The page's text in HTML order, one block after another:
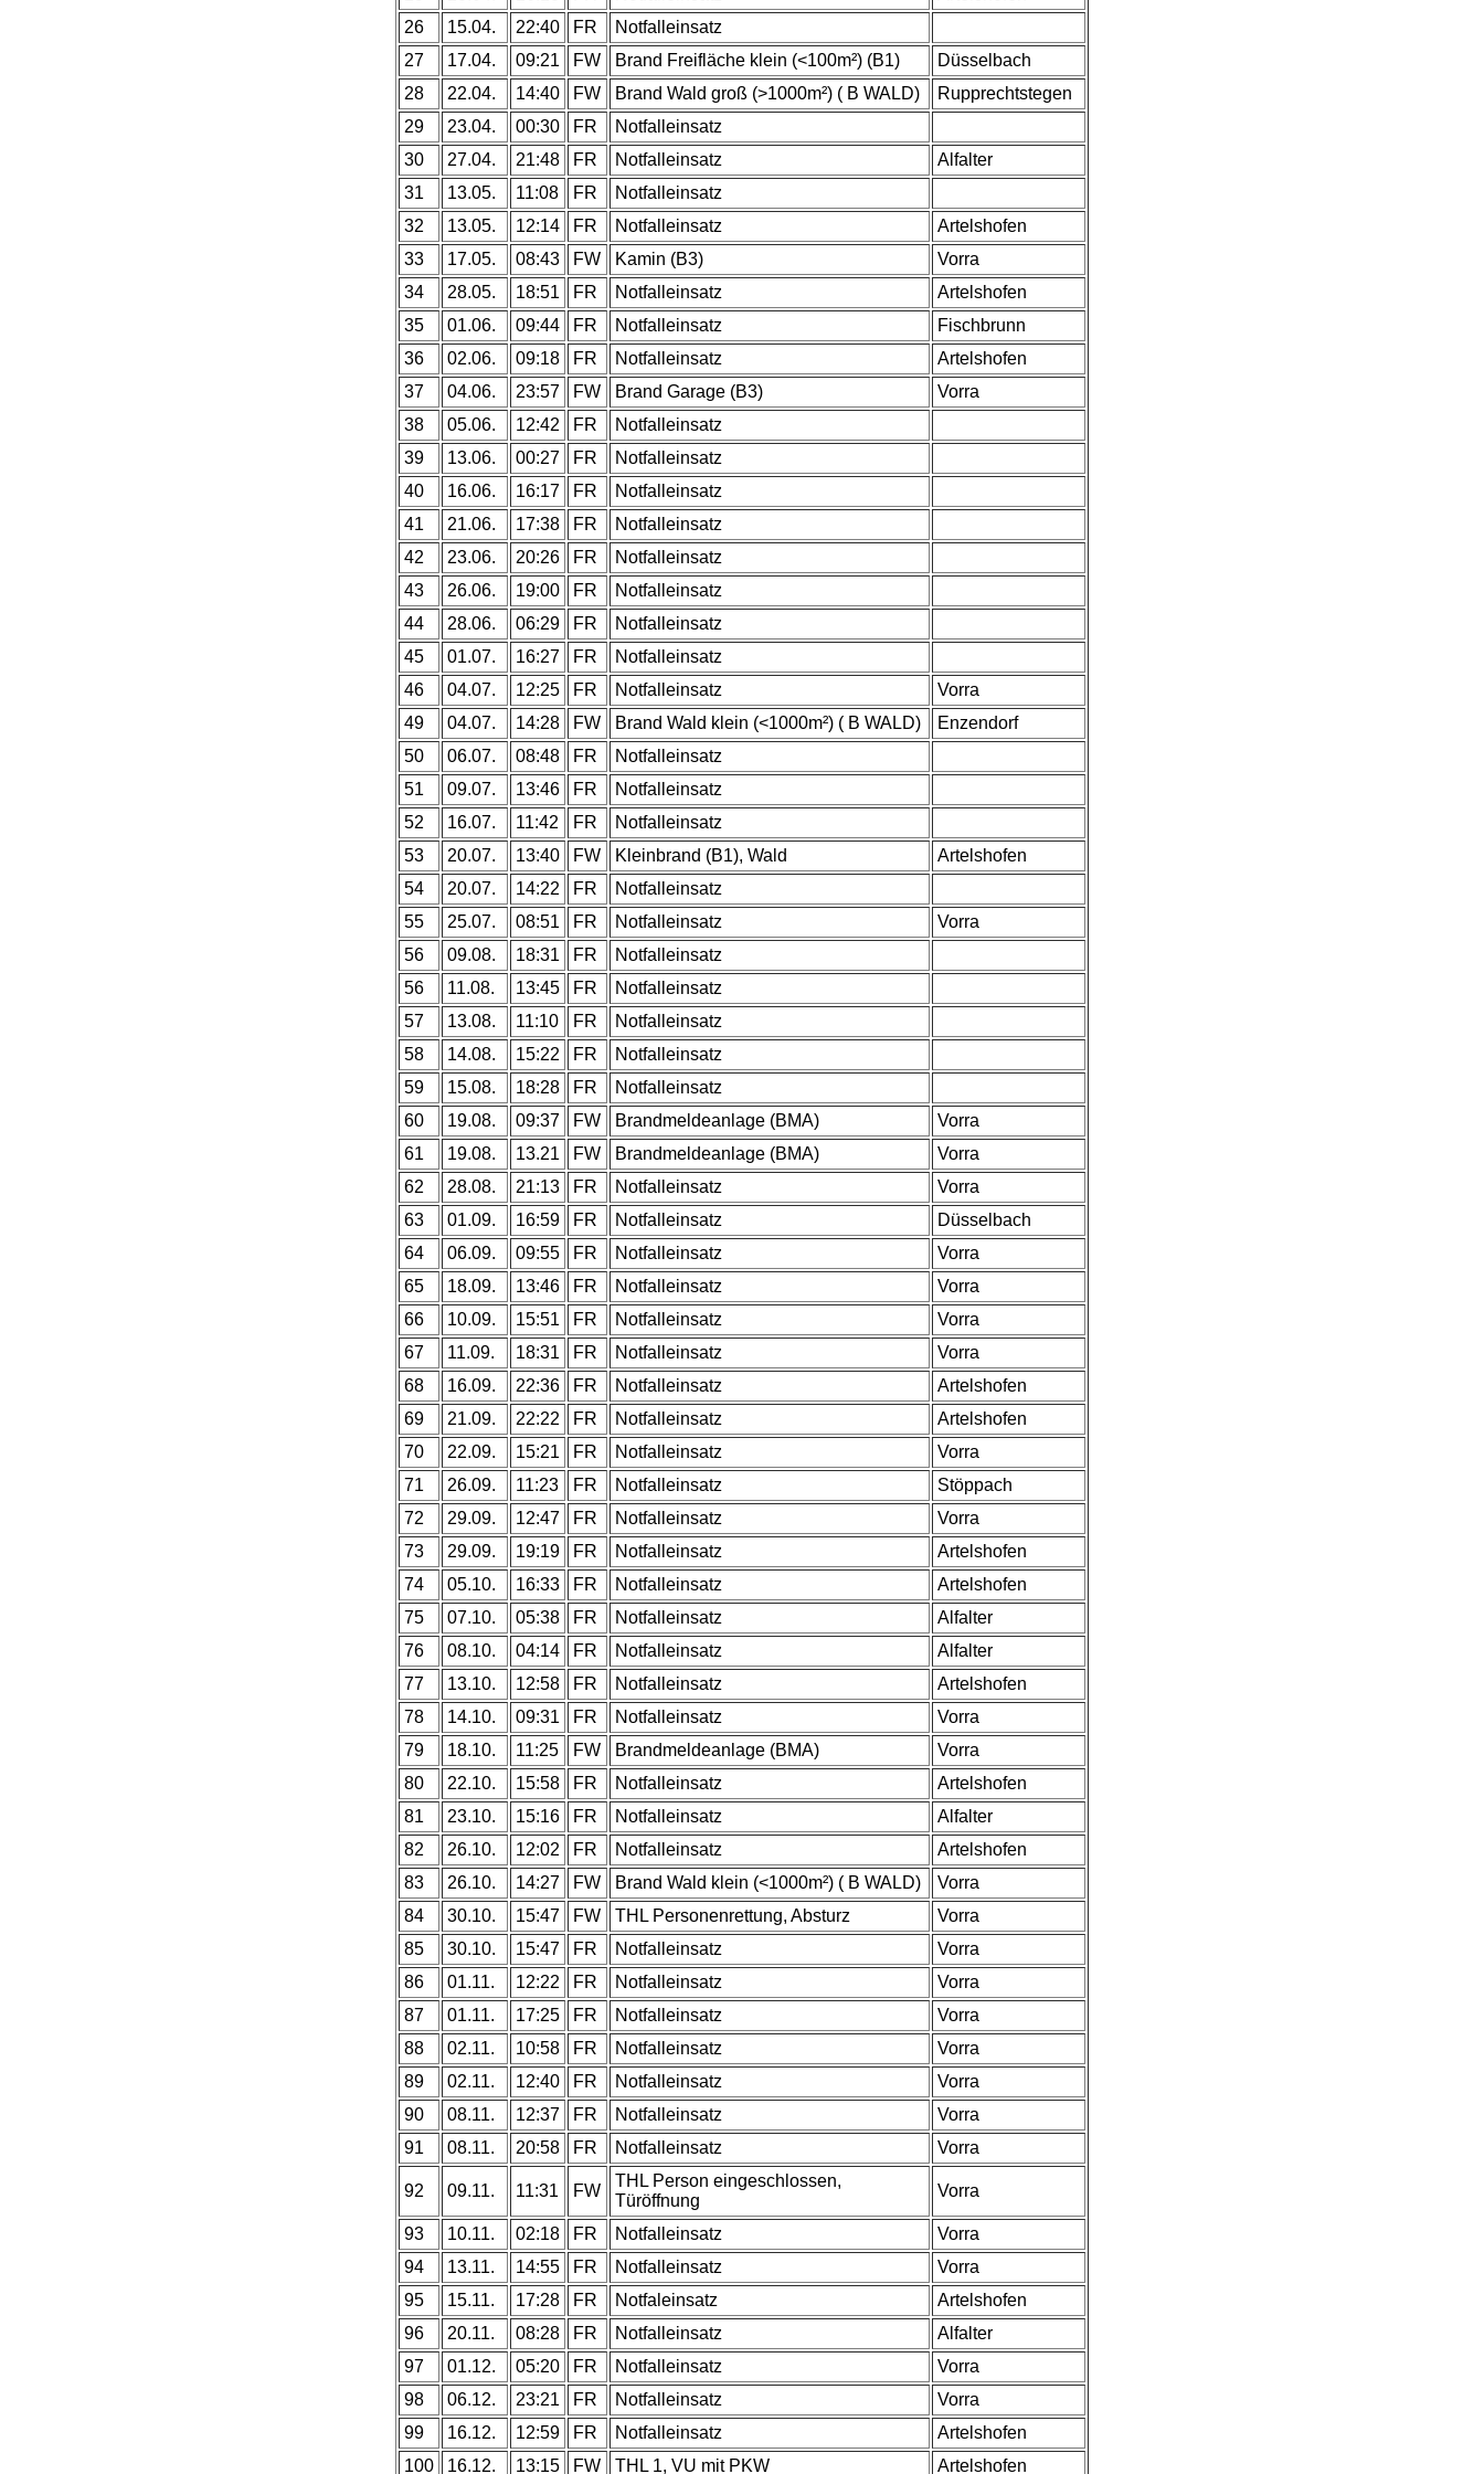
26
15.04. 22:40 FR
Notfalleinsatz
27
17.04. 09:21 FW Brand Freifläche klein (<100m²) (B1)
Düsselbach
28
22.04. 14:40 FW Brand Wald groß (>1000m²) ( B WALD)
Rupprechtstegen
29
23.04. 00:30 FR
Notfalleinsatz
30
27.04. 21:48 FR Notfalleinsatz
Alfalter
31
13.05. 11:08 FR
Notfalleinsatz
32
13.05. 12:14 FR Notfalleinsatz
Artelshofen
33
17.05. 08:43 FW Kamin (B3)
Vorra
34
28.05. 18:51 FR Notfalleinsatz
Artelshofen
35
01.06. 09:44 FR Notfalleinsatz
Fischbrunn
36
02.06. 09:18 FR Notfalleinsatz
Artelshofen
37
04.06. 23:57 FW Brand Garage (B3)
Vorra
38
05.06. 12:42 FR
Notfalleinsatz
39
13.06. 00:27 FR
Notfalleinsatz
40
16.06. 16:17 FR
Notfalleinsatz
41
21.06. 17:38 FR
Notfalleinsatz
42
23.06. 20:26 FR
Notfalleinsatz
43
26.06. 19:00 FR
Notfalleinsatz
44
28.06. 06:29 FR
Notfalleinsatz
45
01.07. 16:27 FR
Notfalleinsatz
46
04.07. 12:25 FR Notfalleinsatz
Vorra
49
04.07. 14:28 FW Brand Wald klein (<1000m²) ( B WALD)
Enzendorf
50
06.07. 08:48 FR
Notfalleinsatz
51
09.07. 13:46 FR
Notfalleinsatz
52
16.07. 11:42 FR
Notfalleinsatz
53
20.07. 13:40 FW Kleinbrand (B1), Wald
Artelshofen
54
20.07. 14:22 FR
Notfalleinsatz
55
25.07. 08:51 FR Notfalleinsatz
Vorra
56
09.08. 18:31 FR
Notfalleinsatz
56
11.08. 13:45 FR
Notfalleinsatz
57
13.08. 11:10 FR
Notfalleinsatz
58
14.08. 15:22 FR
Notfalleinsatz
59
15.08. 18:28 FR
Notfalleinsatz
60
19.08. 09:37 FW Brandmeldeanlage (BMA)
Vorra
61
19.08. 13.21 FW Brandmeldeanlage (BMA)
Vorra
62
28.08. 21:13 FR Notfalleinsatz
Vorra
63
01.09. 16:59 FR Notfalleinsatz
Düsselbach
64
06.09. 09:55 FR Notfalleinsatz
Vorra
65
18.09. 13:46 FR Notfalleinsatz
Vorra
66
10.09. 15:51 FR Notfalleinsatz
Vorra
67
11.09. 18:31 FR Notfalleinsatz
Vorra
68
16.09. 22:36 FR Notfalleinsatz
Artelshofen
69
21.09. 22:22 FR Notfalleinsatz
Artelshofen
70
22.09. 15:21 FR Notfalleinsatz
Vorra
71
26.09. 11:23 FR Notfalleinsatz
Stöppach
72
29.09. 12:47 FR Notfalleinsatz
Vorra
73
29.09. 19:19 FR Notfalleinsatz
Artelshofen
74
05.10. 16:33 FR Notfalleinsatz
Artelshofen
75
07.10. 05:38 FR Notfalleinsatz
Alfalter
76
08.10. 04:14 FR Notfalleinsatz
Alfalter
77
13.10. 12:58 FR Notfalleinsatz
Artelshofen
78
14.10. 09:31 FR Notfalleinsatz
Vorra
79
18.10. 11:25 FW Brandmeldeanlage (BMA)
Vorra
80
22.10. 15:58 FR Notfalleinsatz
Artelshofen
81
23.10. 15:16 FR Notfalleinsatz
Alfalter
82
26.10. 12:02 FR Notfalleinsatz
Artelshofen
83
26.10. 14:27 FW Brand Wald klein (<1000m²) ( B WALD)
Vorra
84
30.10. 15:47 FW THL Personenrettung, Absturz
Vorra
85
30.10. 15:47 FR Notfalleinsatz
Vorra
86
01.11. 12:22 FR Notfalleinsatz
Vorra
87
01.11. 17:25 FR Notfalleinsatz
Vorra
88
02.11. 10:58 FR Notfalleinsatz
Vorra
89
02.11. 12:40 FR Notfalleinsatz
Vorra
90
08.11. 12:37 FR Notfalleinsatz
Vorra
91
08.11. 20:58 FR Notfalleinsatz Vorra
92 09.11. 11:31 FW
THL Person eingeschlossen,
Türöffnung
Vorra
93 10.11. 02:18 FR Notfalleinsatz
Vorra
94
13.11. 14:55 FR Notfalleinsatz
Vorra
95
15.11. 17:28 FR Notfaleinsatz
Artelshofen
96
20.11. 08:28 FR Notfalleinsatz
Alfalter
97
01.12. 05:20 FR Notfalleinsatz
Vorra
98
06.12. 23:21 FR Notfalleinsatz
Vorra
99
16.12. 12:59 FR Notfalleinsatz
Artelshofen
100
16.12. 13:15 FW THL 1, VU mit PKW Artelshofen